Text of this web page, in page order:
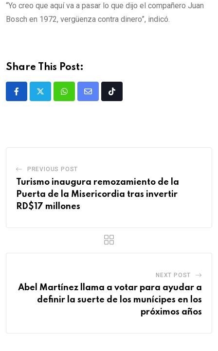
“Yo creo que aquí va a pasar lo que dijo el compañero Juan
Bosch en 1972, vergüenza contra dinero”, indicó.
Share This Post:
PREVIOUS POST
Turismo inaugura remozamiento de la
Puerta de la Misericordia tras invertir
RD$17 millones
NEXT POST
Abel Martínez llama a votar para ayudar a
definir la suerte de los munícipes en los
próximos años